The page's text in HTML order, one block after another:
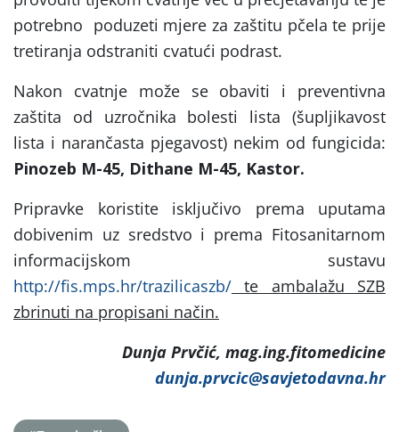
potrebno poduzeti mjere za zaštitu pčela te prije
tretiranja odstraniti cvatući podrast.
Nakon cvatnje može se obaviti i preventivna
zaštita od uzročnika bolesti lista (šupljikavost
lista i narančasta pjegavost) nekim od fungicida:
Pinozeb M-45, Dithane M-45, Kastor.
Pripravke koristite isključivo prema uputama
dobivenim uz sredstvo i prema Fitosanitarnom
informacijskom sustavu
http://fis.mps.hr/trazilicaszb/ te ambalažu SZB
zbrinuti na propisani način.
Dunja Prvčić, mag.ing.fitomedicine
dunja.prvcic@savjetodavna.hr